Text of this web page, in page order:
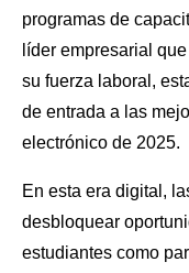
programas de
líder empresarial
su fuerza laboral,
de entrada a las
electrónico de 2025.
En esta era digital,
desbloquear
estudiantes como